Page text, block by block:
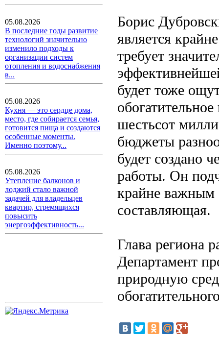
05.08.2026
В последние годы развитие
технологий значительно
изменило подходы к
организации систем
отопления и водоснабжения
в...
05.08.2026
Кухня — это сердце дома,
место, где собирается семья,
готовится пища и создаются
особенные моменты.
Именно поэтому...
05.08.2026
Утепление балконов и
лоджий стало важной
задачей для владельцев
квартир, стремящихся
повысить
энергоэффективность...
Борис
является
требует
будет тоже
шестьсот
бюджеты
будет создано
работы. Он
крайне важным
составляющая.
Глава региона
Департамент
природную